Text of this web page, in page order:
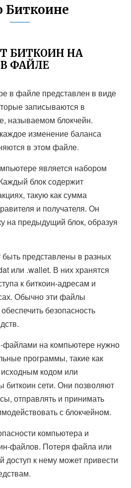
Биткоине
БИТКОИН НА
ФАЙЛЕ
в файле представлен в виде
записываются в
называемом блокчейн.
изменение баланса
в этом файле.
является набором
блок содержит
такую как сумма
и получателя. Он
на предыдущий блок, образуя
представлены в разных
или .wallet. В них хранятся
к биткоин-адресам и
Обычно эти файлы
безопасность
файлами на компьютере нужно
программы, такие как
кодом или
сети. Они позволяют
отправлять и принимать
с блокчейном.
компьютера и
файлов. Потеря файла или
доступ к нему может привести